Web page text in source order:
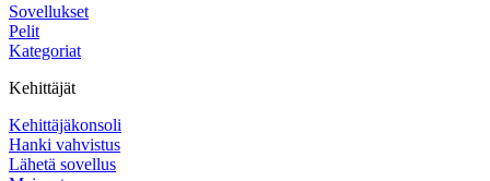
Sovellukset
Pelit
Kategoriat
Kehittäjät
Kehittäjäkonsoli
Hanki vahvistus
Lähetä sovellus